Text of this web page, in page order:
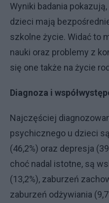
Wyniki badania
dzieci mają
szkolne życie. Widać to
nauki oraz problemy z
się one także na życie
Diagnoza i
Najczęściej
psychicznego u dzieci
(46,2%) oraz depresja
choć nadal istotne, są
(13,2%), zaburzeń
zaburzeń odżywiania